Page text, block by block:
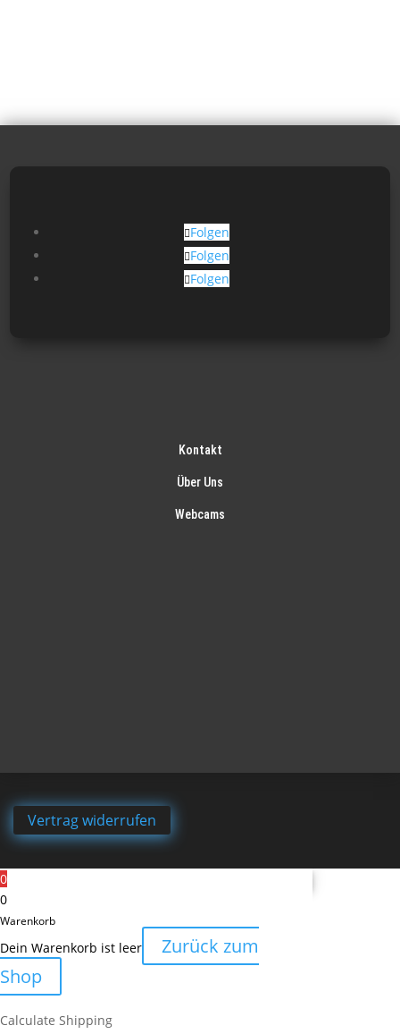
Folgen
Folgen
Folgen
Kontakt
Über Uns
Webcams
Vertrag widerrufen
0
0
Warenkorb
Dein Warenkorb ist leer
Zurück zum
Shop
Calculate Shipping